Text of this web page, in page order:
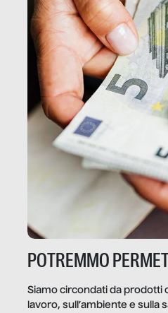
POTREMMO
Siamo circondati da prodotti
lavoro, sull’ambiente e sulla